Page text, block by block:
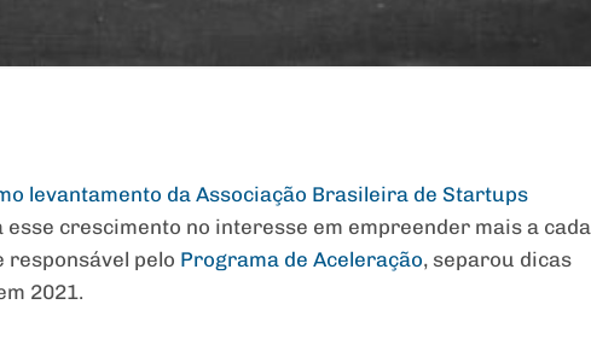
levantamento da Associação Brasileira de Startups
crescimento no interesse em empreender mais a cada
responsável pelo Programa de Aceleração, separou dicas
2021.